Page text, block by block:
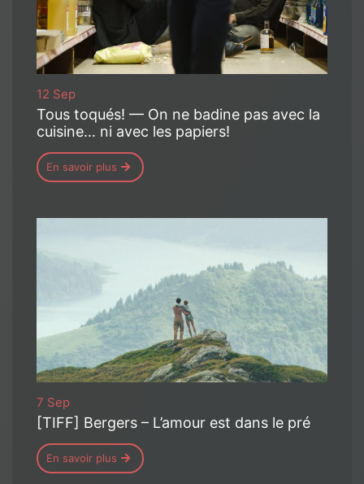
12 Sep
Tous toqués! — On ne badine pas avec la
cuisine… ni avec les papiers!
En savoir plus
7 Sep
[TIFF] Bergers – L’amour est dans le pré
En savoir plus